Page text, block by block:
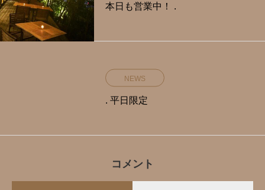
本日も営業中！ .
NEWS
. 平日限定️
コメント